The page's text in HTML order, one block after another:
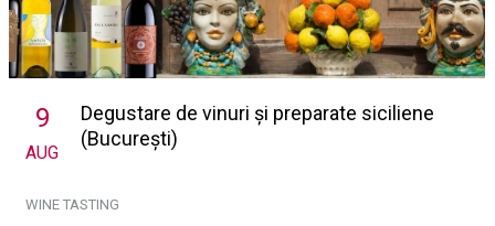
9
AUG
Degustare de vinuri și preparate siciliene
(București)
WINE TASTING